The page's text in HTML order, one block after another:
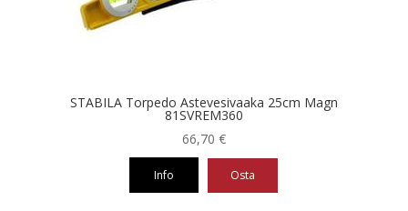
STABILA Torpedo Astevesivaaka 25cm Magn
81SVREM360
66,70 €
Info Osta